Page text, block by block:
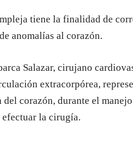
tiene la finalidad de
anomalías al corazón.
Salazar, cirujano
extracorpórea,
corazón, durante el
la cirugía.